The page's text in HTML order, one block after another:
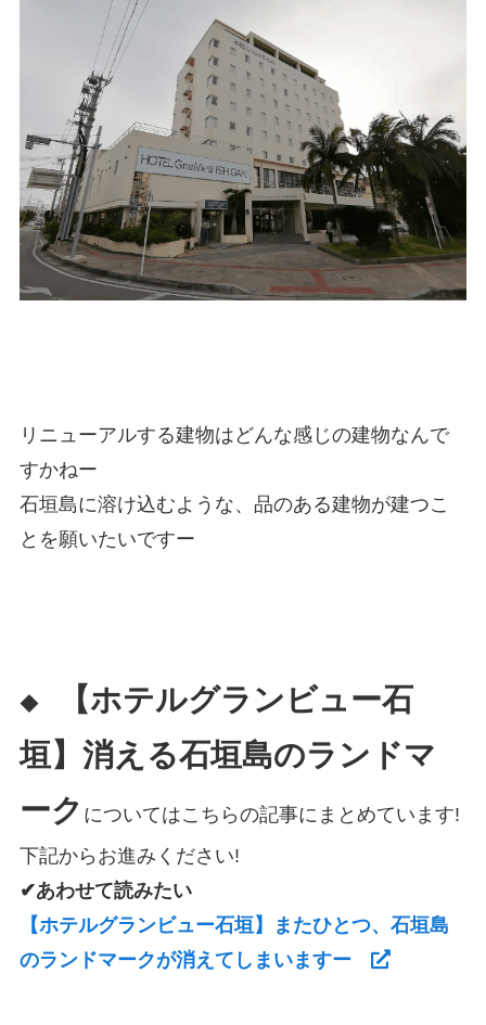
リニューアルする建物はどんな感じの建物なんで
すかねー
石垣島に溶け込むような、品のある建物が建つこ
とを願いたいですー
◆
【ホテルグランビュー石
垣】消える石垣島のランドマ
ーク についてはこちらの記事にまとめています!
下記からお進みください!
✔あわせて読みたい
【ホテルグランビュー石垣】またひとつ、石垣島
のランドマークが消えてしまいますー